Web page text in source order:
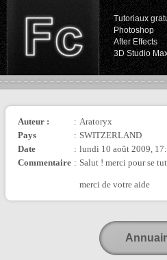
Tutoriaux
Photoshop
After Effects
3D Studio
Auteur : : Aratoryx
Pays
: SWITZERLAND
Date
: lundi 10 août 2009,
Commentaire : Salut ! merci pour se
merci de votre aide